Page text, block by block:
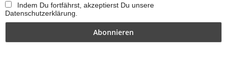
Indem Du fortfährst, akzeptierst Du unsere
Datenschutzerklärung.